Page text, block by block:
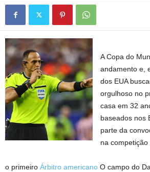
A Copa do
andamento e,
dos EUA
orgulhoso no
casa em 32
baseados nos
parte da
na competição
o primeiro Árbitro americano O campo do